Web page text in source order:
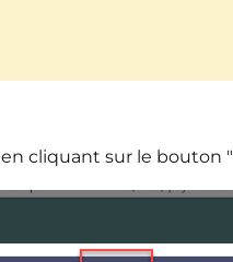
en cliquant sur le bouton "